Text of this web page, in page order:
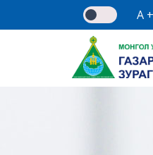
A +